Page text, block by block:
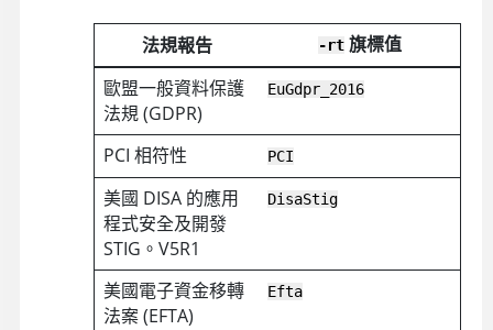
法規報告 -rt旗標值
歐盟一般資料保護
法規 (GDPR)
EuGdpr_2016
PCI 相符性 PCI
美國 DISA 的應用
程式安全及開發
STIG。V5R1
DisaStig
美國電子資金移轉
法案 (EFTA)
Efta